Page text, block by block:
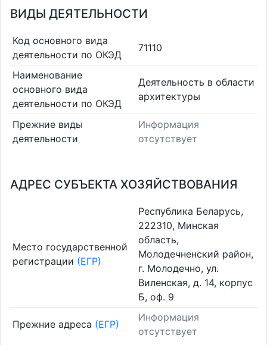
ВИДЫ ДЕЯТЕЛЬНОСТИ
Код основного вида
деятельности по ОКЭД
71110
Наименование
основного вида
деятельности по ОКЭД
Деятельность в области
архитектуры
Прежние виды
деятельности
Информация
отсутствует
АДРЕС СУБЪЕКТА ХОЗЯЙСТВОВАНИЯ
Место государственной
регистрации (ЕГР)
Республика Беларусь,
222310, Минская
область,
Молодечненский район,
г. Молодечно, ул.
Виленская, д. 14, корпус
Б, оф. 9
Прежние адреса (ЕГР)
Информация
отсутствует